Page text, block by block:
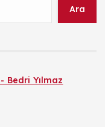
Ara
Bedri Yılmaz